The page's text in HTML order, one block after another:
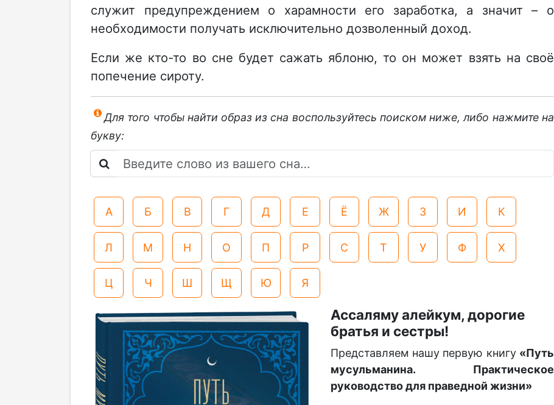
служит предупреждением о харамности его заработка, а значит – о
необходимости получать исключительно дозволенный доход.
Если же кто-то во сне будет сажать яблоню, то он может взять на своё
попечение сироту.
Для того чтобы найти образ из сна воспользуйтесь поиском ниже, либо нажмите на
букву:
А Б В Г Д Е Ё Ж З И К
Л М Н О П Р С Т У Ф Х
Ц Ч Ш Щ Ю Я
Ассаляму алейкум, дорогие
братья и сестры!
Представляем нашу первую книгу «Путь
мусульманина. Практическое
руководство для праведной жизни»